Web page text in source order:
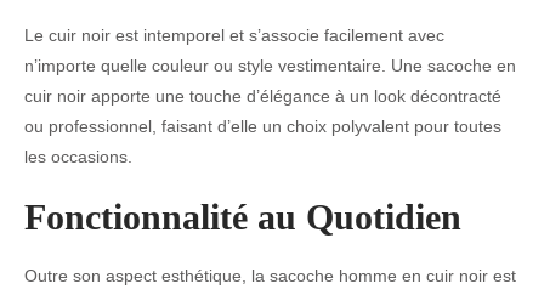
Le cuir noir est intemporel et s’associe facilement avec
n’importe quelle couleur ou style vestimentaire. Une sacoche en
cuir noir apporte une touche d’élégance à un look décontracté
ou professionnel, faisant d’elle un choix polyvalent pour toutes
les occasions.
Fonctionnalité au Quotidien
Outre son aspect esthétique, la sacoche homme en cuir noir est